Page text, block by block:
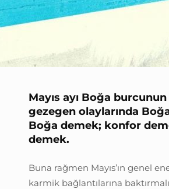
Mayıs ayı Boğa
gezegen olaylarında
Boğa demek; konfor
demek.
Buna rağmen Mayıs’ın genel
karmik bağlantılarına